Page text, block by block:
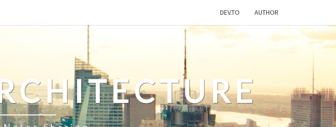
DEV.TO AUTHOR